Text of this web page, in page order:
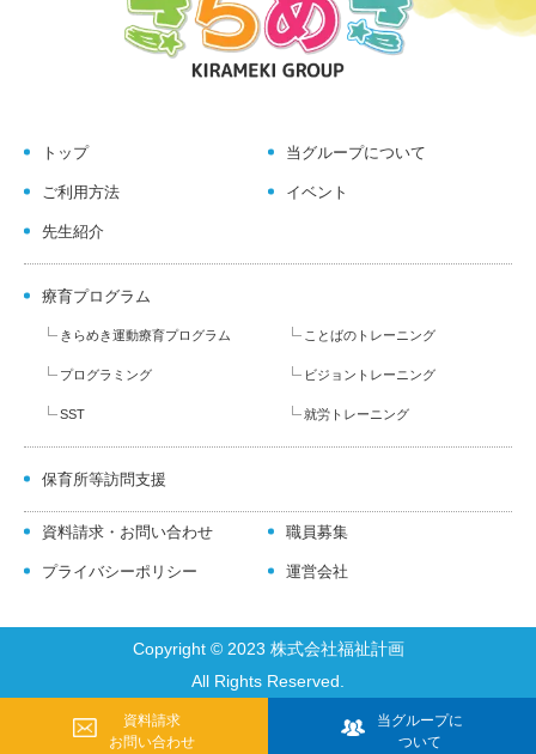
資料請求
お問い合わせ
当グループに
ついて
トップ 当グループについて
ご利用方法 イベント
先生紹介
療育プログラム
きらめき運動療育プログラム ことばのトレーニング
プログラミング ビジョントレーニング
SST 就労トレーニング
保育所等訪問支援
資料請求・お問い合わせ 職員募集
プライバシーポリシー 運営会社
Copyright © 2023 株式会社福祉計画
All Rights Reserved.